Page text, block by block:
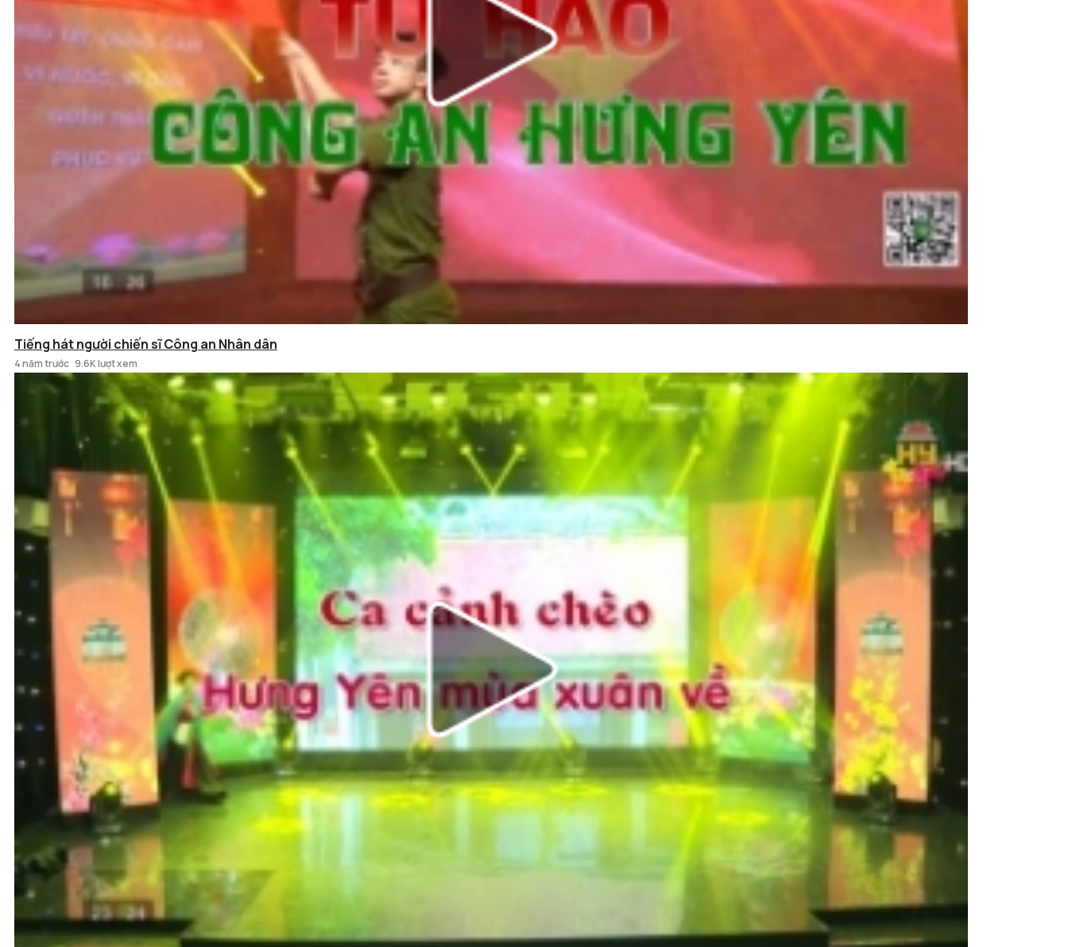
Tiếng hát người chiến sĩ Công an Nhân dân
4 năm trước 9.6K lượt xem